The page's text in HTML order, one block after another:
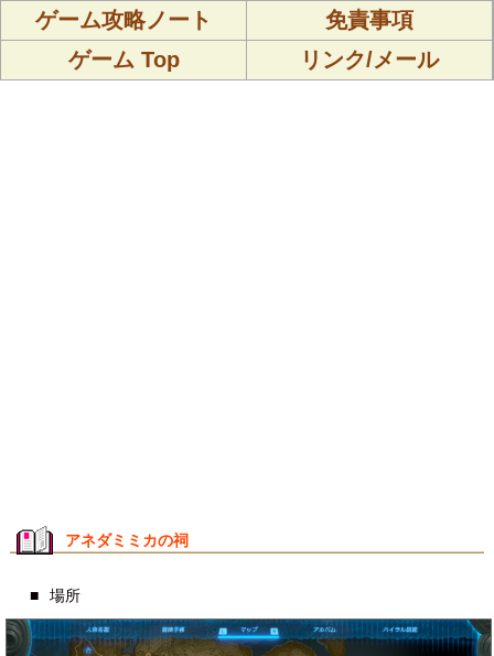
ゲーム攻略ノート
免責事項
ゲーム Top
リンク/メール
アネダミミカの祠
■ 場所